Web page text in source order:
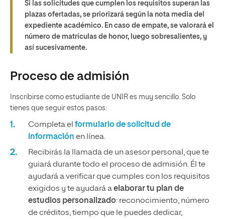
Si las solicitudes que cumplen los requisitos superan las
plazas ofertadas, se priorizará según la nota media del
expediente académico. En caso de empate, se valorará el
número de matrículas de honor, luego sobresalientes, y
así sucesivamente.
Proceso de admisión
Inscribirse como estudiante de UNIR es muy sencillo. Solo
tienes que seguir estos pasos:
Completa el formulario de solicitud de
información en línea.
Recibirás la llamada de un asesor personal, que te
guiará durante todo el proceso de admisión. Él te
ayudará a verificar que cumples con los requisitos
exigidos y te ayudará aelaborar tu plan de
estudios personalizado: reconocimiento, número
de créditos, tiempo que le puedes dedicar,